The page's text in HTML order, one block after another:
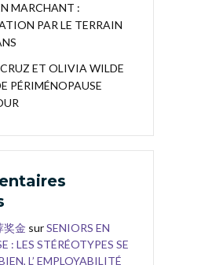
MARCHANT :
PAR LE TERRAIN
CRUZ ET OLIVIA WILDE
PÉRIMÉNOPAUSE
奖金 surSENIORS EN
: LES STÉRÉOTYPES SE
L’ EMPLOYABILITÉ